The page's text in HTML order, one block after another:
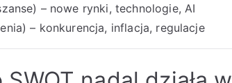
– nowe rynki, technologie, AI
– konkurencja, inflacja, regulacje